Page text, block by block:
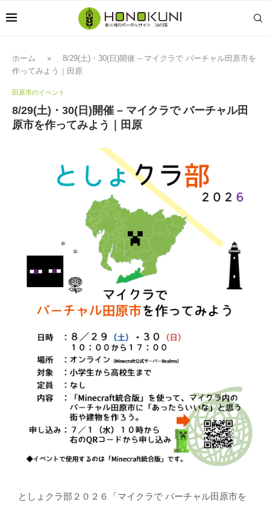
ホーム »
8/29(土)・30(日)開催 – マイクラで バーチャル田原市を
作ってみよう｜田原
田原市のイベント
8/29(土)・30(日)開催 – マイクラで バーチャル田
原市を作ってみよう｜田原
としょクラ部２０２６「マイクラで バーチャル田原市を